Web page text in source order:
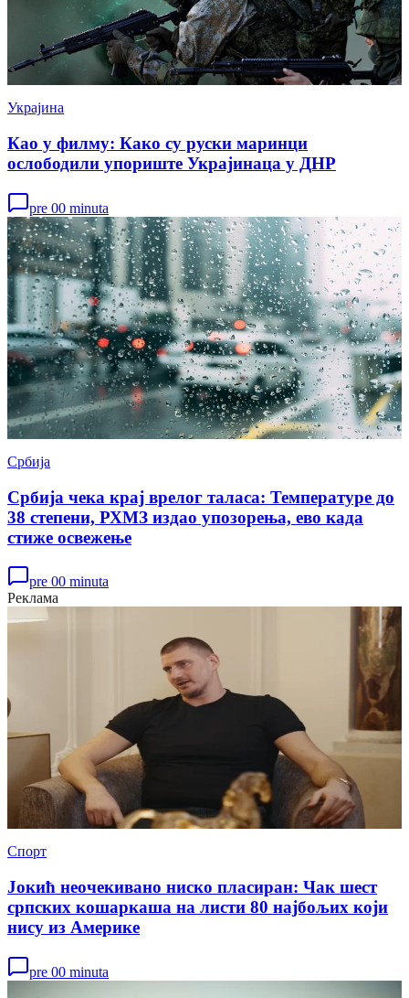
Украјина
Као у филму: Како су руски маринци
ослободили упориште Украјинаца у ДНР
pre 00 minuta
Србија
Србија чека крај врелог таласа: Температуре до
38 степени, РХМЗ издао упозорења, ево када
стиже освежење
pre 00 minuta
Реклама
Спорт
Јокић неочекивано ниско пласиран: Чак шест
српских кошаркаша на листи 80 најбољих који
нису из Америке
pre 00 minuta